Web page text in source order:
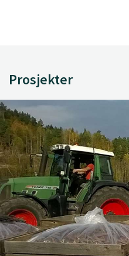
Prosjekter